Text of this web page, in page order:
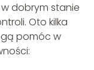
dobrym stanie
Oto kilka
pomóc w